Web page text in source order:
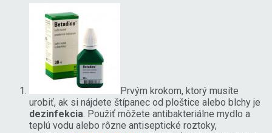
Prvým krokom, ktorý musíte
urobiť, ak si nájdete štípanec od ploštice alebo blchy je
dezinfekcia . Použiť môžete antibakteriálne mydlo a
teplú vodu alebo rôzne antiseptické roztoky,